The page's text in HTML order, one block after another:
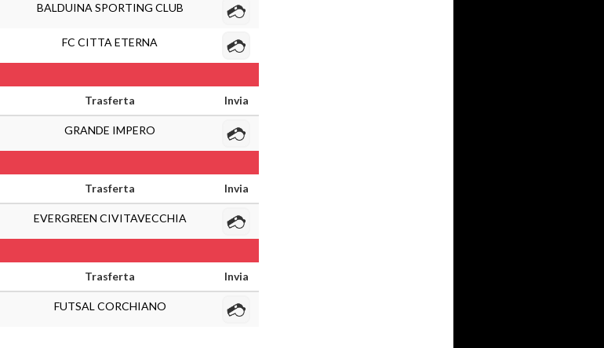
BALDUINA SPORTING CLUB
FC CITTA ETERNA
Trasferta Invia
GRANDE IMPERO
Trasferta Invia
EVERGREEN CIVITAVECCHIA
Trasferta Invia
FUTSAL CORCHIANO